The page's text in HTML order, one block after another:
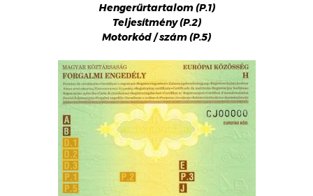
Hengerűrtartalom (P.1)
Teljesítmény (P.2)
Motorkód / szám (P.5)